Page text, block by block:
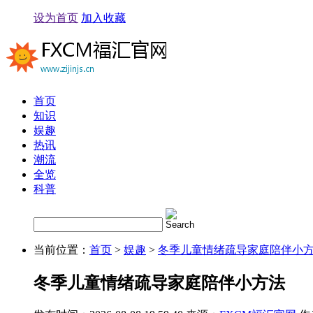
设为首页 加入收藏
首页
知识
娱趣
热讯
潮流
全览
科普
当前位置： 首页 > 娱趣 > 冬季儿童情绪疏导家庭陪伴小
冬季儿童情绪疏导家庭陪伴小方法